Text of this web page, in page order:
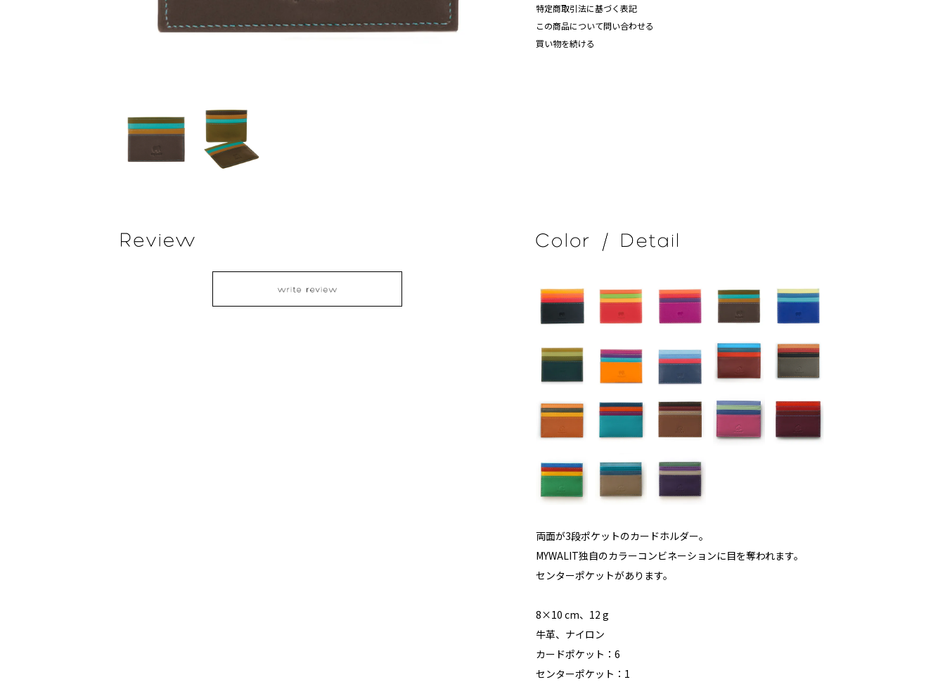
特定商取引法に基づく表記
この商品について問い合わせる
買い物を続ける
両面が3段ポケットのカードホルダー。
MYWALIT独自のカラーコンビネーションに目を奪われます。
センターポケットがあります。
8×10 cm、12 g
牛革、ナイロン
カードポケット：6
センターポケット：1